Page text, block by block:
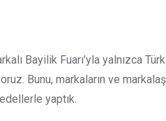
Bayilik Fuarı’yla yalnızca
Bunu, markaların ve
yaptık.